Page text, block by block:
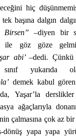
hiç
başına dalgın
Birsen” –diyen bir
ile göz göze
abi’ –dedi. Çünkü
yukarıda
demek kabul
Yaşar’la
ağaçlarıyla
çalmasına çok az bir
yapa yapa